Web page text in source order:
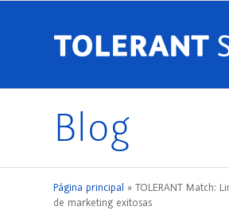
Blog
Página principal » TOLERANT Match:
de marketing exitosas